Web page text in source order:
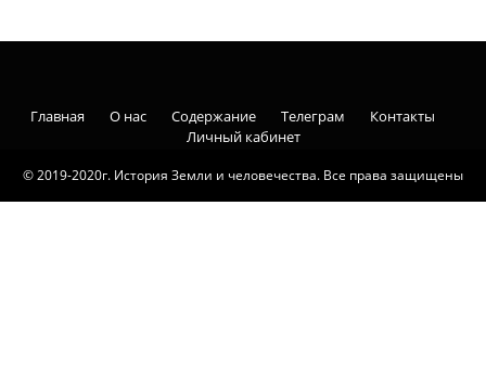
© 2019-2020г. История Земли и человечества. Все права защищены
Главная О нас Содержание Телеграм
Контакты
Личный кабинет